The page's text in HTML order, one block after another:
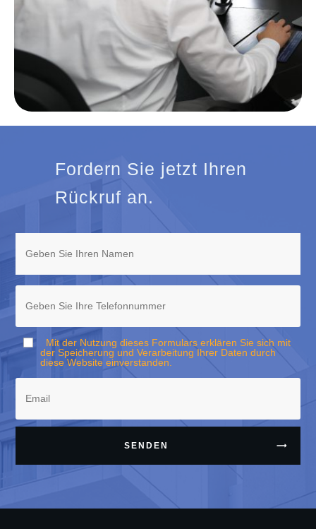
Fordern Sie jetzt Ihren
Rückruf an.
Mit der Nutzung dieses Formulars erklären Sie sich mit
der Speicherung und Verarbeitung Ihrer Daten durch
diese Website einverstanden.
SENDEN